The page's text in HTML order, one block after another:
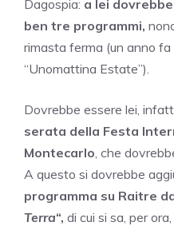
Dagospia: a lei
ben tre programmi,
rimasta ferma (un anno fa
“Unomattina Estate”).
Dovrebbe essere lei,
serata della Festa
Montecarlo , che
A questo si dovrebbe
programma su Raitre
Terra“, di cui si sa, per